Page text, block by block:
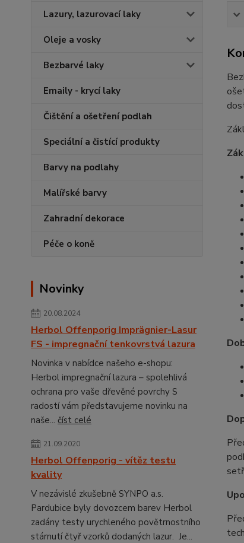
Lazury, lazurovací laky
Oleje a vosky
Bezbarvé laky
Emaily - krycí laky
Čištění a ošetření podlah
Speciální a čistící produkty
Barvy na podlahy
Malířské barvy
Zahradní dekorace
Péče o koně
Novinky
20.08.2024
Herbol Offenporig Imprägnier-Lasur
FS - impregnační tenkovrstvá lazura
Novinka v nabídce našeho e-shopu:
Herbol impregnační lazura – spolehlivá
ochrana pro vaše dřevěné povrchy S
radostí vám představujeme novinku na
naše... číst celé
21.09.2020
Herbol Offenporig - vítěz testu
kvality
V nezávislé zkušebně SYNPO a.s.
Pardubice byly dovozcem barev Herbol
zadány testy urychleného povětrnostního
stárnutí čtyř vzorků dodaných lazur. Je...